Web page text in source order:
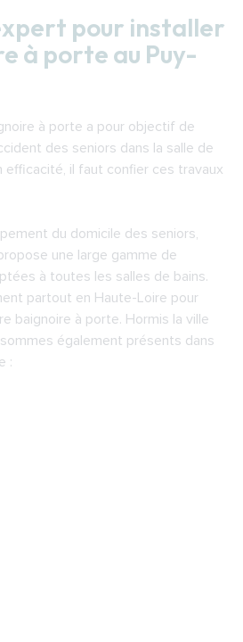
pour installer
à porte au Puy-
à porte a pour objectif de
des seniors dans la salle de
efficacité, il faut confier ces travaux
du domicile des seniors,
une large gamme de
à toutes les salles de bains.
partout en Haute-Loire pour
baignoire à porte. Hormis la ville
également présents dans
: